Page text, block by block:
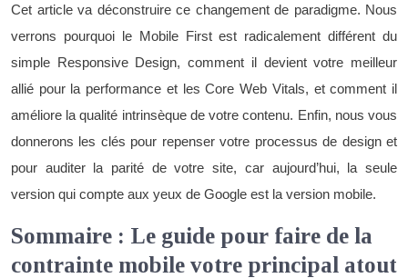
Cet article va déconstruire ce changement de paradigme. Nous
verrons pourquoi le Mobile First est radicalement différent du
simple Responsive Design, comment il devient votre meilleur
allié pour la performance et les Core Web Vitals, et comment il
améliore la qualité intrinsèque de votre contenu. Enfin, nous vous
donnerons les clés pour repenser votre processus de design et
pour auditer la parité de votre site, car aujourd’hui, la seule
version qui compte aux yeux de Google est la version mobile.
Sommaire : Le guide pour faire de la
contrainte mobile votre principal atout